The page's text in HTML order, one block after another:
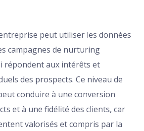
peut utiliser les données
campagnes de nurturing
répondent aux intérêts et
des prospects. Ce niveau de
conduire à une conversion
et à une fidélité des clients, car
valorisés et compris par la